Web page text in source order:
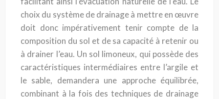
choix du système de drainage à mettre en œuvre
doit donc impérativement tenir compte de la
composition du sol et de sa capacité à retenir ou
à drainer l’eau. Un sol limoneux, qui possède des
caractéristiques intermédiaires entre l’argile et
le sable, demandera une approche équilibrée,
combinant à la fois des techniques de drainage